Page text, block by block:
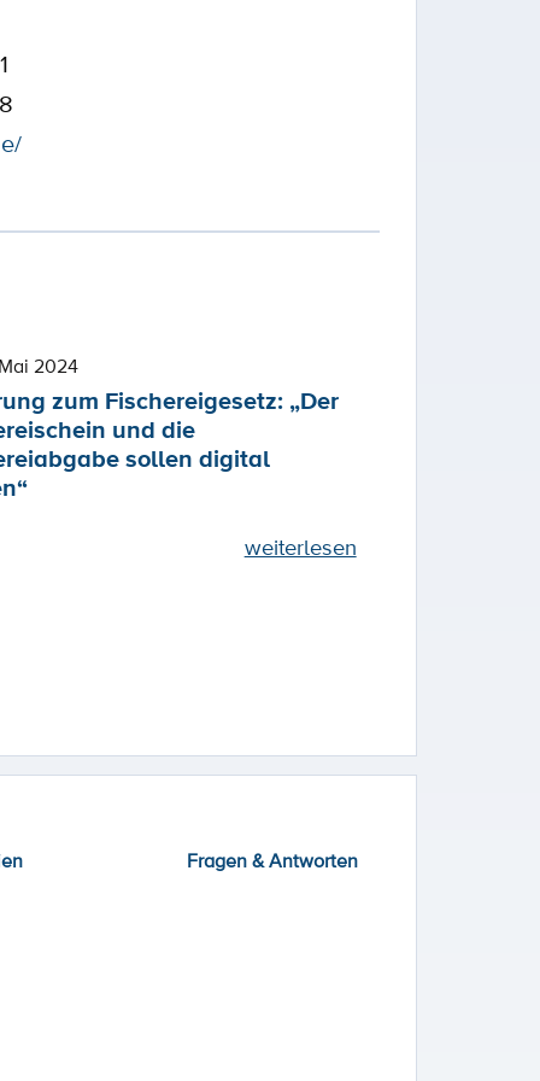
2024
zum Fischereigesetz: „Der
und die
sollen digital
weiterlesen
Fragen & Antworten